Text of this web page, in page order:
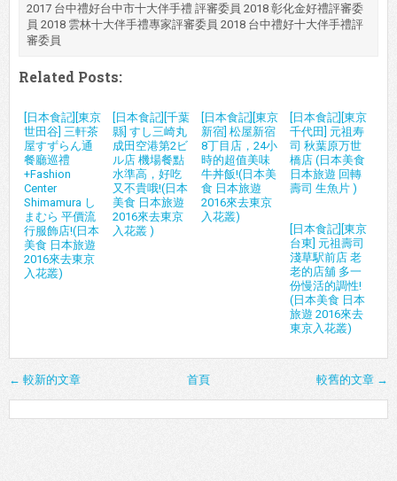
2017 台中禮好台中市十大伴手禮 評審委員 2018 彰化金好禮評審委
員 2018 雲林十大伴手禮專家評審委員 2018 台中禮好十大伴手禮評
審委員
Related Posts:
[日本食記][東京
世田谷] 三軒茶
屋すずらん通
餐廳巡禮
+Fashion
Center
Shimamura し
まむら 平價流
行服飾店!(日本
美食 日本旅遊
2016來去東京
入花叢)
[日本食記][千葉
縣] すし三崎丸
成田空港第2ビ
ル店 機場餐點
水準高，好吃
又不貴哦!(日本
美食 日本旅遊
2016來去東京
入花叢 )
[日本食記][東京
新宿] 松屋新宿
8丁目店，24小
時的超值美味
牛丼飯!(日本美
食 日本旅遊
2016來去東京
入花叢)
[日本食記][東京
千代田] 元祖寿
司 秋葉原万世
橋店 (日本美食
日本旅遊 回轉
壽司 生魚片 )
[日本食記][東京
台東] 元祖壽司
淺草駅前店 老
老的店舖 多一
份慢活的調性!
(日本美食 日本
旅遊 2016來去
東京入花叢)
← 較新的文章 較舊的文章 →
首頁